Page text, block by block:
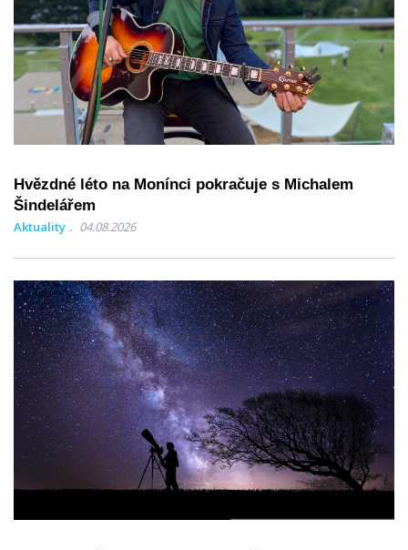
Hvězdné léto na Monínci pokračuje s Michalem
Šindelářem
Aktuality 04.08.2026